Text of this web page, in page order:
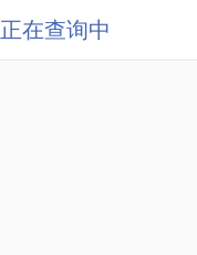
正在查询中